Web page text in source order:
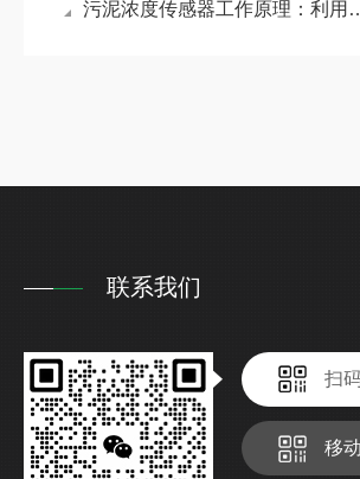
污泥浓度传感器工作原理：利用光的散射/吸收特性来测量水中的污泥浓度
联系我们
扫
移